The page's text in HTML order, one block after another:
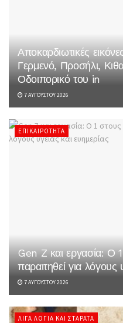
Αποκαρδιωτικές
Γερμενό, Προσήλι,
Οδοιπορικό του in
7 ΑΥΓΟΎΣΤΟΥ 2026
ΕΠΙΚΑΙΡΌΤΗΤΑ
Gen Z και εργασία: Ο
παραιτηθεί για λόγους
7 ΑΥΓΟΎΣΤΟΥ 2026
ΛΊΓΑ ΛΌΓΙΑ ΚΑΙ ΣΤΑΡΆΤΑ